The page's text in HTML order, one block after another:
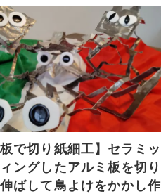
板で切り紙細工】セラミッ
ングしたアルミ板を切り
ばして鳥よけをかかし作